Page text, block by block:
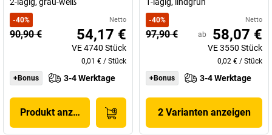
-40% Netto
90,90 € 54,17 €
VE4740 Stück
0,01 € / Stück
+Bonus
3-4 Werktage
Produkt anzeigen
-40% Netto
97,90 € ab 58,07 €
VE3550 Stück
0,02 € / Stück
+Bonus
3-4 Werktage
2 Varianten anzeigen